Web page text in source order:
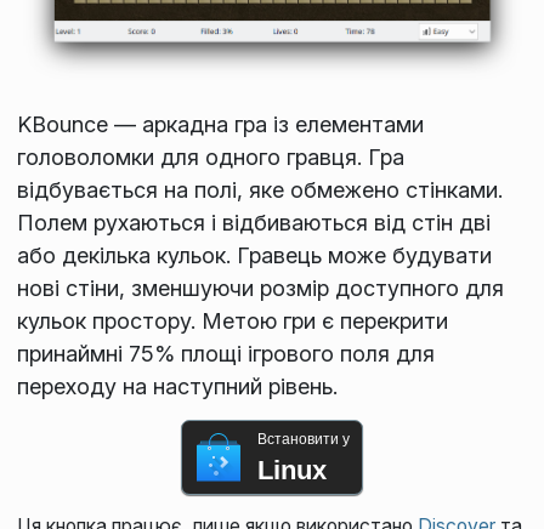
KBounce — аркадна гра із елементами
головоломки для одного гравця. Гра
відбувається на полі, яке обмежено стінками.
Полем рухаються і відбиваються від стін дві
або декілька кульок. Гравець може будувати
нові стіни, зменшуючи розмір доступного для
кульок простору. Метою гри є перекрити
принаймні 75% площі ігрового поля для
переходу на наступний рівень.
Встановити у
Linux